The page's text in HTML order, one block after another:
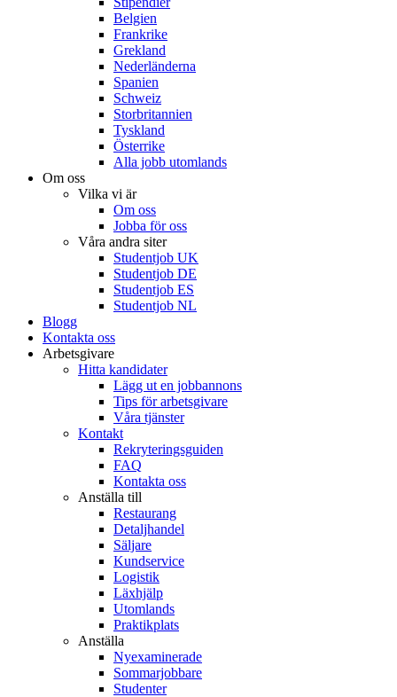
Belgien
Frankrike
Grekland
Nederländerna
Spanien
Schweiz
Storbritannien
Tyskland
Österrike
Alla jobb utomlands
Om oss
Vilka vi är
Om oss
Jobba för oss
Våra andra siter
Studentjob UK
Studentjob DE
Studentjob ES
Studentjob NL
Blogg
Kontakta oss
Arbetsgivare
Hitta kandidater
Lägg ut en jobbannons
Tips för arbetsgivare
Våra tjänster
Kontakt
Rekryteringsguiden
FAQ
Kontakta oss
Anställa till
Restaurang
Detaljhandel
Säljare
Kundservice
Logistik
Läxhjälp
Utomlands
Praktikplats
Anställa
Nyexaminerade
Sommarjobbare
Studenter